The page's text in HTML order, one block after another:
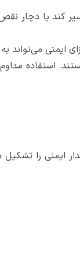
کند یا دچار
ایمنی می‌تواند
استفاده مداوم
ایمنی را